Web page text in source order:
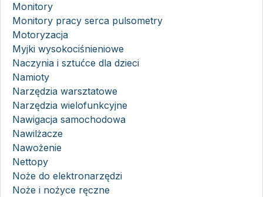
Monitory
Monitory pracy serca pulsometry
Motoryzacja
Myjki wysokociśnieniowe
Naczynia i sztućce dla dzieci
Namioty
Narzędzia warsztatowe
Narzędzia wielofunkcyjne
Nawigacja samochodowa
Nawilżacze
Nawożenie
Nettopy
Noże do elektronarzędzi
Noże i nożyce ręczne